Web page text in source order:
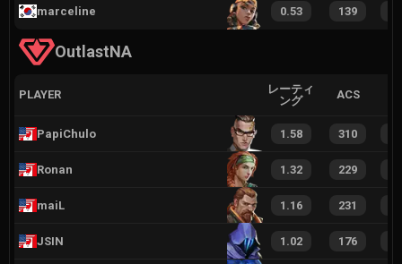
marceline 0.53 139
OutlastNA
PLAYER
レーティ
ング
ACS
PapiChulo 1.58 310
Ronan 1.32 229
maiL 1.16 231
JSIN 1.02 176